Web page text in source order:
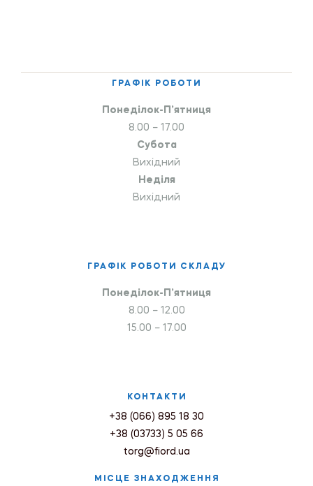
ГРАФІК РОБОТИ
Понеділок-П’ятниця
8.00 – 17.00
Субота
Вихідний
Неділя
Вихідний
ГРАФІК РОБОТИ СКЛАДУ
Понеділок-П’ятниця
8.00 – 12.00
15.00 – 17.00
КОНТАКТИ
+38 (066) 895 18 30
+38 (03733) 5 05 66
torg@fiord.ua
МІСЦЕ ЗНАХОДЖЕННЯ